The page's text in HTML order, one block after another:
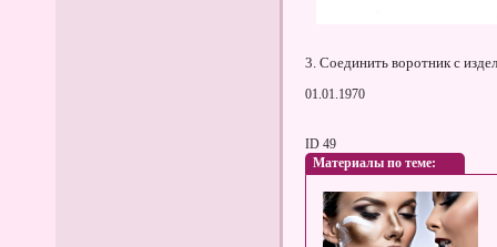
3. Соединить воротник с
01.01.1970
ID 49
Материалы по теме: